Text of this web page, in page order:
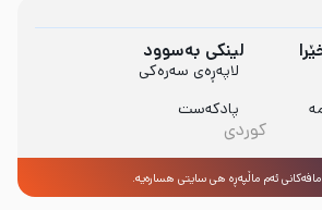
لینکی بەسوود
لاپەڕەی سەرەکی
پادکەست
کوردی
ئەم ماڵپەڕە هی سایتی هساره‌یە.